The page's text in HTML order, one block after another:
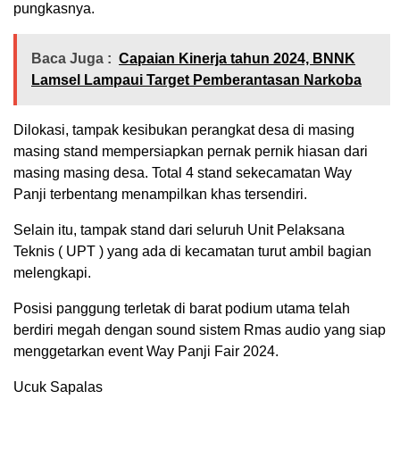
pungkasnya.
Baca Juga : Capaian Kinerja tahun 2024, BNNK
Lamsel Lampaui Target Pemberantasan Narkoba
Dilokasi, tampak kesibukan perangkat desa di masing
masing stand mempersiapkan pernak pernik hiasan dari
masing masing desa. Total 4 stand sekecamatan Way
Panji terbentang menampilkan khas tersendiri.
Selain itu, tampak stand dari seluruh Unit Pelaksana
Teknis ( UPT ) yang ada di kecamatan turut ambil bagian
melengkapi.
Posisi panggung terletak di barat podium utama telah
berdiri megah dengan sound sistem Rmas audio yang siap
menggetarkan event Way Panji Fair 2024.
Ucuk Sapalas